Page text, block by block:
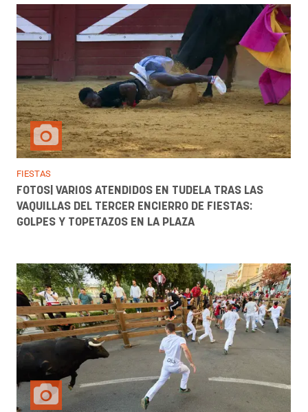
FIESTAS
FOTOS| VARIOS ATENDIDOS EN TUDELA TRAS LAS
VAQUILLAS DEL TERCER ENCIERRO DE FIESTAS:
GOLPES Y TOPETAZOS EN LA PLAZA